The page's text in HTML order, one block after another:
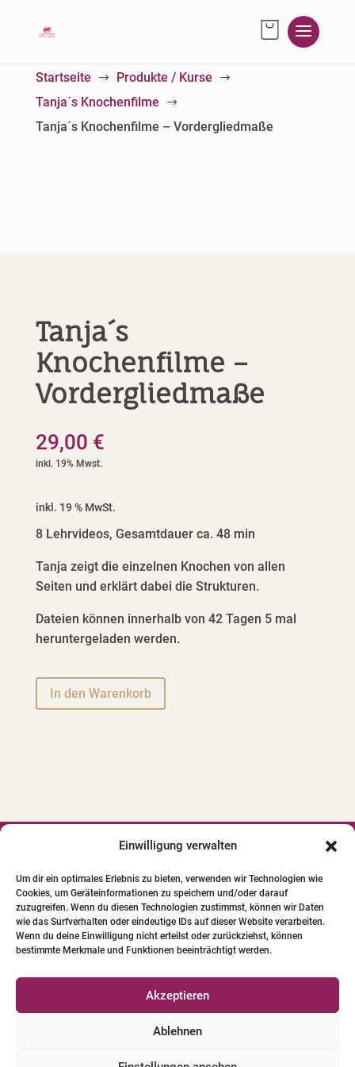
Einwilligung verwalten
Um dir ein optimales Erlebnis zu bieten, verwenden wir Technologien wie
Cookies, um Geräteinformationen zu speichern und/oder darauf
zuzugreifen. Wenn du diesen Technologien zustimmst, können wir Daten
wie das Surfverhalten oder eindeutige IDs auf dieser Website verarbeiten.
Wenn du deine Einwilligung nicht erteilst oder zurückziehst, können
bestimmte Merkmale und Funktionen beeinträchtigt werden.
Akzeptieren
Ablehnen
Startseite $ Produkte / Kurse $
Tanja´s Knochenfilme $
Tanja´s Knochenfilme – Vordergliedmaße
Tanja´s
Knochenfilme –
Vordergliedmaße
29,00 €
inkl. 19 % MwSt.
8 Lehrvideos, Gesamtdauer ca. 48 min
Tanja zeigt die einzelnen Knochen von allen
Seiten und erklärt dabei die Strukturen.
Dateien können innerhalb von 42 Tagen 5 mal
heruntergeladen werden.
In den Warenkorb
A
t
i
e
:

© 2024 INSTITUT FÜR PFERDE-
PHYSIOTHERAPIE GBR. Alle Bilder und Texte
unterliegen dem Urheberrecht.
Versicherungen für Pferde-Physio-Therapeuten